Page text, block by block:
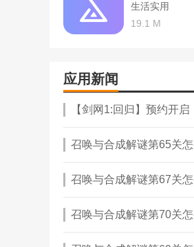
生活实用
19.1 M
应用新闻
【剑网1:回归】预约开启